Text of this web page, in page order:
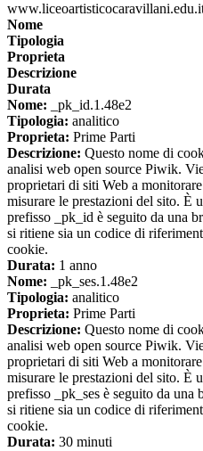
Nome
Tipologia
Proprieta
Descrizione
Durata
Nome: _pk_id.1.48e2
Tipologia: analitico
Proprieta: Prime Parti
Descrizione: Questo nome di
analisi web open source Piwik.
proprietari di siti Web a
misurare le prestazioni del sito. È
prefisso _pk_id è seguito da una
si ritiene sia un codice di
cookie.
Durata: 1 anno
Nome: _pk_ses.1.48e2
Tipologia: analitico
Proprieta: Prime Parti
Descrizione: Questo nome di
analisi web open source Piwik.
proprietari di siti Web a
misurare le prestazioni del sito. È
prefisso _pk_ses è seguito da una
si ritiene sia un codice di
cookie.
Durata: 30 minuti